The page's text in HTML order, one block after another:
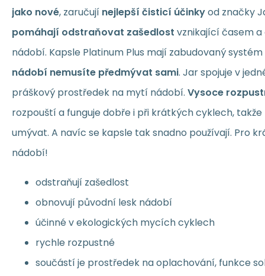
jako nové, zaručují nejlepší čisticí účinkyod značky
pomáhají odstraňovat zašedlost vznikající časem
nádobí. Kapsle Platinum Plus mají zabudovaný
nádobí nemusíte předmývat sami. Jar spojuje v
práškový prostředek na mytí nádobí. Vysoce
rozpouští a funguje dobře i při krátkých cyklech,
umývat. A navíc se kapsle tak snadno používají. Pro
nádobí!
odstraňují zašedlost
obnovují původní lesk nádobí
účinné v ekologických mycích cyklech
rychle rozpustné
součástí je prostředek na oplachování, funkce